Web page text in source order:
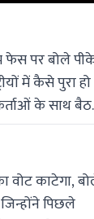
में कैसे पुरा हो
में
गया।
चेहरे को लेकर
वोट काटेगा,
पिछले